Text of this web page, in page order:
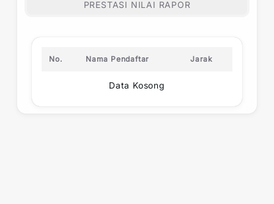
PRESTASI NILAI RAPOR
No. Nama Pendaftar Jarak
Data Kosong